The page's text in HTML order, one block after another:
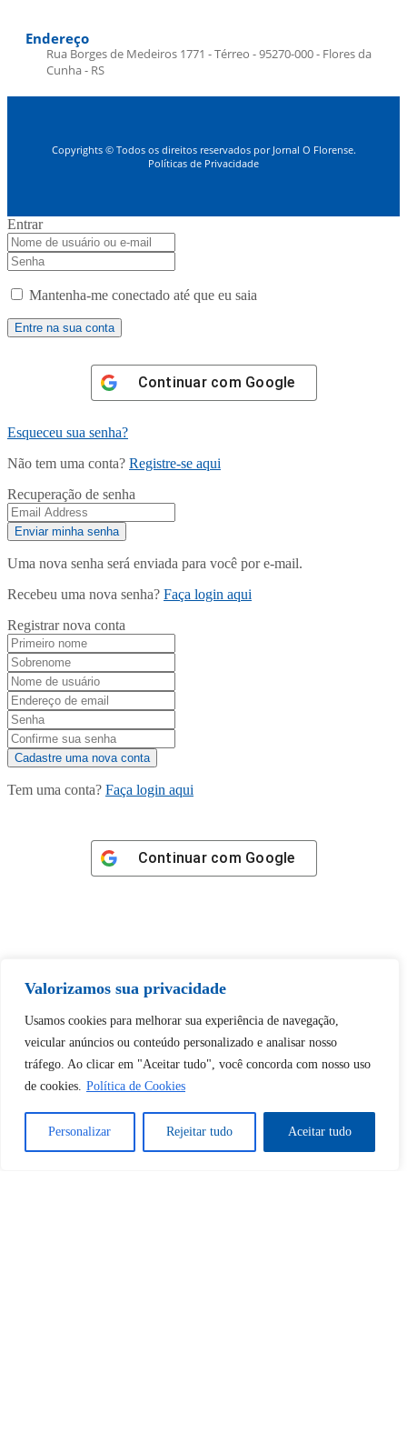
Valorizamos sua privacidade
Usamos cookies para melhorar sua experiência de navegação,
veicular anúncios ou conteúdo personalizado e analisar nosso
tráfego. Ao clicar em "Aceitar tudo", você concorda com nosso uso
de cookies. Política de Cookies
Personalizar Rejeitar tudo Aceitar tudo
Endereço
Rua Borges de Medeiros 1771 - Térreo - 95270-000 - Flores da
Cunha - RS
Copyrights © Todos os direitos reservados por Jornal O Florense.
Políticas de Privacidade
Entrar
Mantenha-me conectado até que eu saia
Continuar com Google
Esqueceu sua senha?
Não tem uma conta? Registre-se aqui
Recuperação de senha
Uma nova senha será enviada para você por e-mail.
Recebeu uma nova senha? Faça login aqui
Registrar nova conta
Tem uma conta? Faça login aqui
Continuar com Google
Tem certeza de que deseja
Desbloquear esquerda : 0
Sim Não